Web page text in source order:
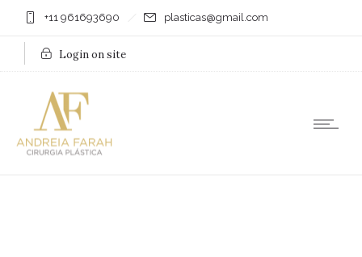
+11 961693690 plasticas@gmail.com
Login on site